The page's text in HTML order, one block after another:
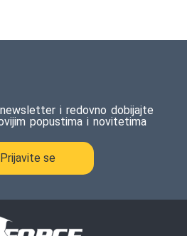
i redovno dobijajte
popustima i novitetima
Prijavite se